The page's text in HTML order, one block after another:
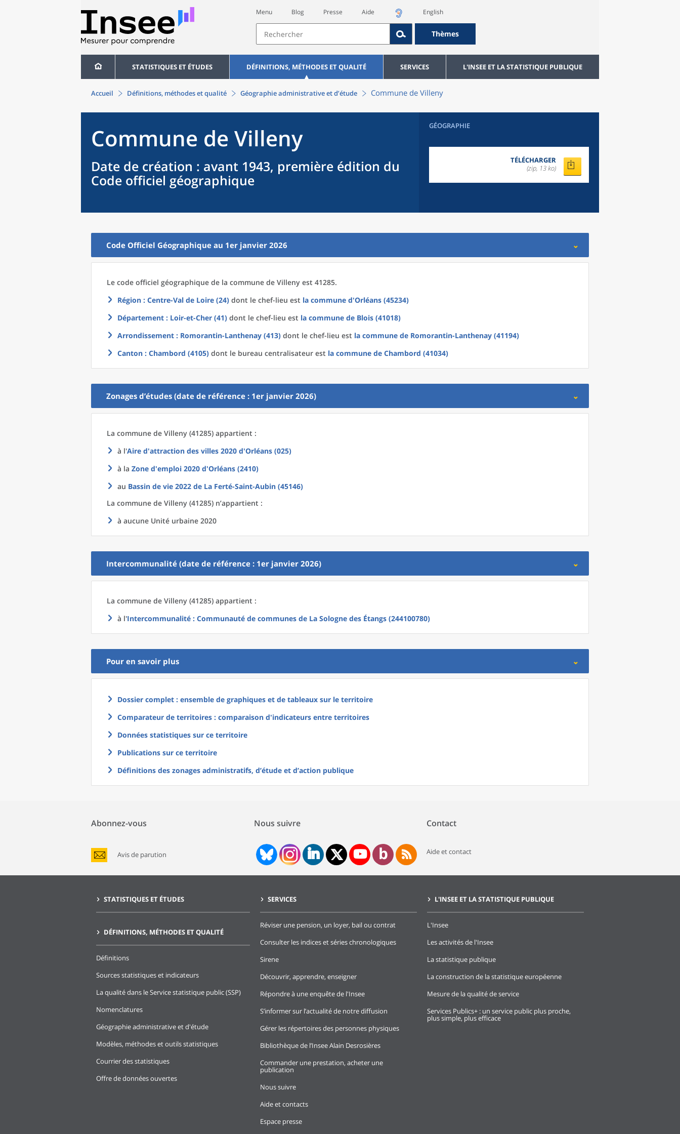
Menu Blog Presse Aide English
Thèmes
STATISTIQUES ET ÉTUDES DÉFINITIONS, MÉTHODES ET QUALITÉ SERVICES L'INSEE ET LA STATISTIQUE PUBLIQUE
Accueil Définitions, méthodes et qualité Géographie administrative et d’étude Commune de Villeny
Commune de Villeny
Date de création : avant 1943, première édition du
Code officiel géographique
GÉOGRAPHIE
TÉLÉCHARGER
(zip, 13 ko)
Code Officiel Géographique au 1er janvier 2026
Le code officiel géographique de la commune de Villeny est 41285.
Région : Centre-Val de Loire (24) dont le chef-lieu est la commune d'Orléans (45234)
Département : Loir-et-Cher (41) dont le chef-lieu est la commune de Blois (41018)
Arrondissement : Romorantin-Lanthenay (413) dont le chef-lieu est la commune de Romorantin-Lanthenay (41194)
Canton : Chambord (4105) dont le bureau centralisateur est la commune de Chambord (41034)
Zonages d’études (date de référence : 1er janvier 2026)
La commune de Villeny (41285) appartient :
à l'Aire d'attraction des villes 2020 d'Orléans (025)
à la Zone d'emploi 2020 d'Orléans (2410)
au Bassin de vie 2022 de La Ferté-Saint-Aubin (45146)
La commune de Villeny (41285) n’appartient :
à aucune Unité urbaine 2020
Intercommunalité (date de référence : 1er janvier 2026)
La commune de Villeny (41285) appartient :
à l'Intercommunalité : Communauté de communes de La Sologne des Étangs (244100780)
Pour en savoir plus
Dossier complet : ensemble de graphiques et de tableaux sur le territoire
Comparateur de territoires : comparaison d'indicateurs entre territoires
Données statistiques sur ce territoire
Publications sur ce territoire
Définitions des zonages administratifs, d’étude et d’action publique
Abonnez-vous
Avis de parution
Nous suivre Contact
Aide et contact
STATISTIQUES ET ÉTUDES
DÉFINITIONS, MÉTHODES ET QUALITÉ
Définitions
Sources statistiques et indicateurs
La qualité dans le Service statistique public (SSP)
Nomenclatures
Géographie administrative et d'étude
Modèles, méthodes et outils statistiques
Courrier des statistiques
Offre de données ouvertes
SERVICES
Réviser une pension, un loyer, bail ou contrat
Consulter les indices et séries chronologiques
Sirene
Découvrir, apprendre, enseigner
Répondre à une enquête de l'Insee
S’informer sur l’actualité de notre diffusion
Gérer les répertoires des personnes physiques
Bibliothèque de l’Insee Alain Desrosières
Commander une prestation, acheter une
publication
Nous suivre
Aide et contacts
Espace presse
L'INSEE ET LA STATISTIQUE PUBLIQUE
L'Insee
Les activités de l'Insee
La statistique publique
La construction de la statistique européenne
Mesure de la qualité de service
Services Publics+ : un service public plus proche,
plus simple, plus efficace